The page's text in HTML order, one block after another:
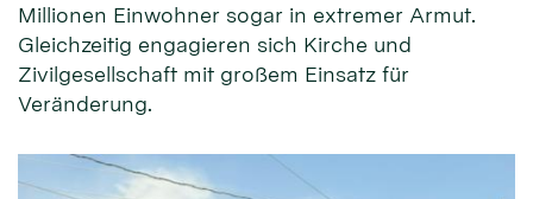
Millionen Einwohner sogar in extremer Armut.
Gleichzeitig engagieren sich Kirche und
Zivilgesellschaft mit großem Einsatz für
Veränderung.